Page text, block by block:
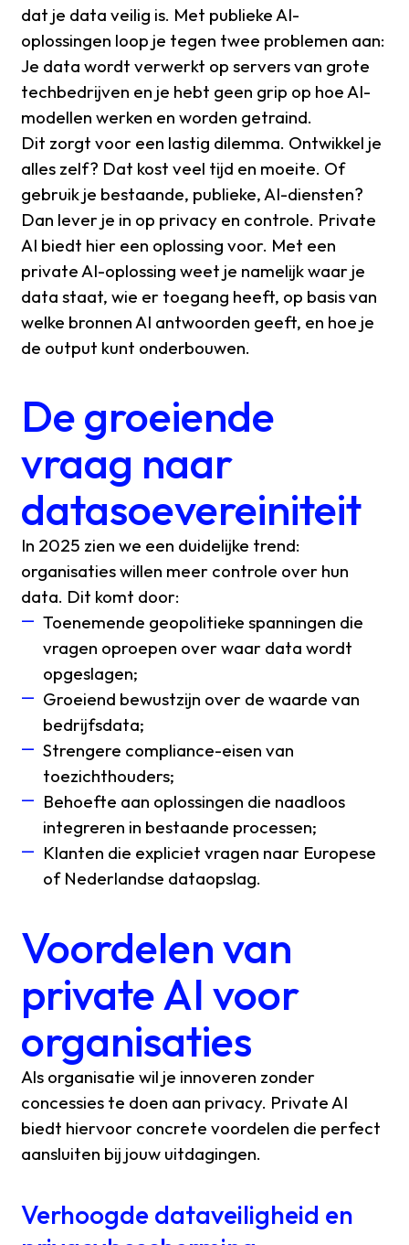
dat je data veilig is. Met publieke AI-
oplossingen loop je tegen twee problemen aan:
Je data wordt verwerkt op servers van grote
techbedrijven en je hebt geen grip op hoe AI-
modellen werken en worden getraind.
Dit zorgt voor een lastig dilemma. Ontwikkel je
alles zelf? Dat kost veel tijd en moeite. Of
gebruik je bestaande, publieke, AI-diensten?
Dan lever je in op privacy en controle. Private
AI biedt hier een oplossing voor. Met een
private AI-oplossing weet je namelijk waar je
data staat, wie er toegang heeft, op basis van
welke bronnen AI antwoorden geeft, en hoe je
de output kunt onderbouwen.
De groeiende
vraag naar
datasoevereiniteit
In 2025 zien we een duidelijke trend:
organisaties willen meer controle over hun
data. Dit komt door:
Toenemende geopolitieke spanningen die
vragen oproepen over waar data wordt
opgeslagen;
Groeiend bewustzijn over de waarde van
bedrijfsdata;
Strengere compliance-eisen van
toezichthouders;
Behoefte aan oplossingen die naadloos
integreren in bestaande processen;
Klanten die expliciet vragen naar Europese
of Nederlandse dataopslag.
Voordelen van
private AI voor
organisaties
Als organisatie wil je innoveren zonder
concessies te doen aan privacy. Private AI
biedt hiervoor concrete voordelen die perfect
aansluiten bij jouw uitdagingen.
Verhoogde dataveiligheid en